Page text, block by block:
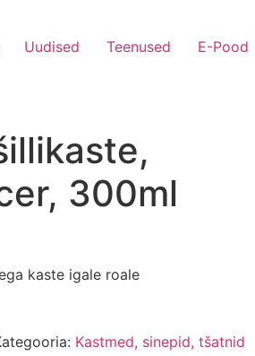
Uudised Teenused E-Pood
300ml
kaste igale roale
Kastmed, sinepid, tšatnid